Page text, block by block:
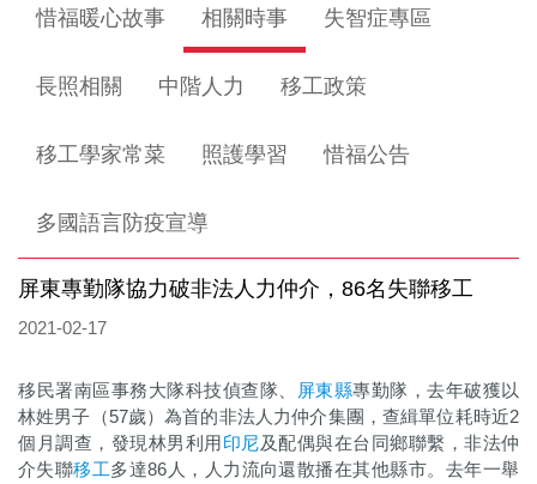
惜福暖心故事 相關時事 失智症專區
長照相關 中階人力 移工政策
移工學家常菜 照護學習 惜福公告
多國語言防疫宣導
屏東專勤隊協力破非法人力仲介，86名失聯移工
2021-02-17
移民署南區事務大隊科技偵查隊、 屏東縣專勤隊，去年破獲以
林姓男子（57歲）為首的非法人力仲介集團，查緝單位耗時近2
個月調查，發現林男利用 印尼及配偶與在台同鄉聯繫，非法仲
介失聯移工多達86人，人力流向還散播在其他縣市。去年一舉